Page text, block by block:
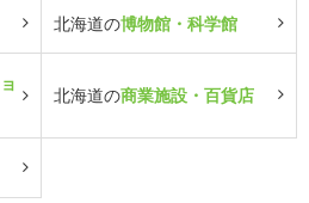
北海道の博物館・科学館
北海道の商業施設・百貨店